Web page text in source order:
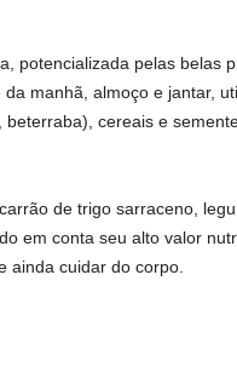
potencializada pelas belas
manhã, almoço e jantar,
cereais e
de trigo sarraceno,
em conta seu alto valor
ainda cuidar do corpo.